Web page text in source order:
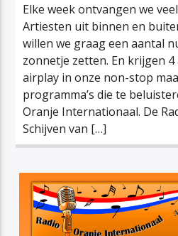
Elke week ontvangen we
Artiesten uit binnen en
willen we graag een aantal
zonnetje zetten. En krijgen
airplay in onze non-stop
programma’s die te
Oranje Internationaal. De
Schijven van […]